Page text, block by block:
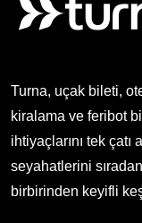
Turna, uçak bileti,
kiralama ve feribot
ihtiyaçlarını tek
seyahatlerini
birbirinden keyifli